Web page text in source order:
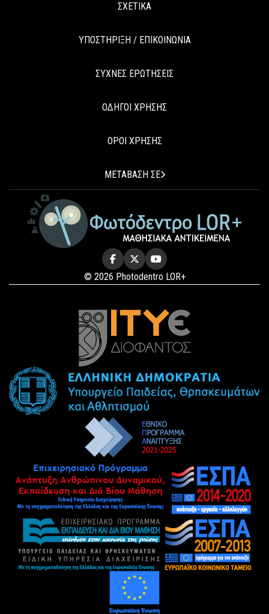
ΣΧΕΤΙΚΑ
ΥΠΟΣΤΗΡΙΞΗ / ΕΠΙΚΟΙΝΩΝΙΑ
ΣΥΧΝΕΣ ΕΡΩΤΗΣΕΙΣ
ΟΔΗΓΟΙ ΧΡΗΣΗΣ
ΟΡΟΙ ΧΡΗΣΗΣ
ΜΕΤΑΒΑΣΗ ΣΕ
© 2026 Photodentro LOR+